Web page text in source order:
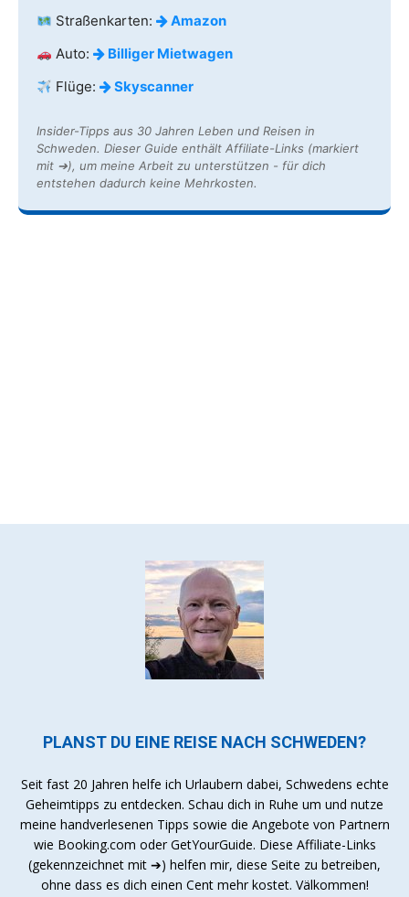
Straßenkarten:
Amazon
Auto:
Billiger Mietwagen
Flüge:
Skyscanner
Insider-Tipps aus 30 Jahren Leben und Reisen in
Schweden. Dieser Guide enthält Affiliate-Links (markiert
mit ➔), um meine Arbeit zu unterstützen - für dich
entstehen dadurch keine Mehrkosten.
PLANST DU EINE REISE NACH SCHWEDEN?
Seit fast 20 Jahren helfe ich Urlaubern dabei, Schwedens echte
Geheimtipps zu entdecken. Schau dich in Ruhe um und nutze
meine handverlesenen Tipps sowie die Angebote von Partnern
wie Booking.com oder GetYourGuide. Diese Affiliate-Links
(gekennzeichnet mit ➔) helfen mir, diese Seite zu betreiben,
ohne dass es dich einen Cent mehr kostet. Välkommen!